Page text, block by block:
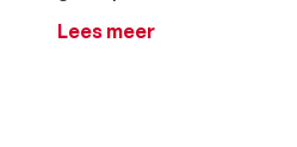
Lees meer